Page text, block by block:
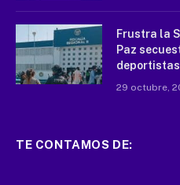
Frustra la
Paz
deportistas
29 octubre,
TE CONTAMOS DE: